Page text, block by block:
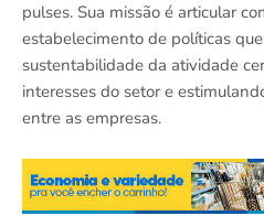
pulses. Sua missão é articular
estabelecimento de políticas
sustentabilidade da atividade
interesses do setor e
entre as empresas.